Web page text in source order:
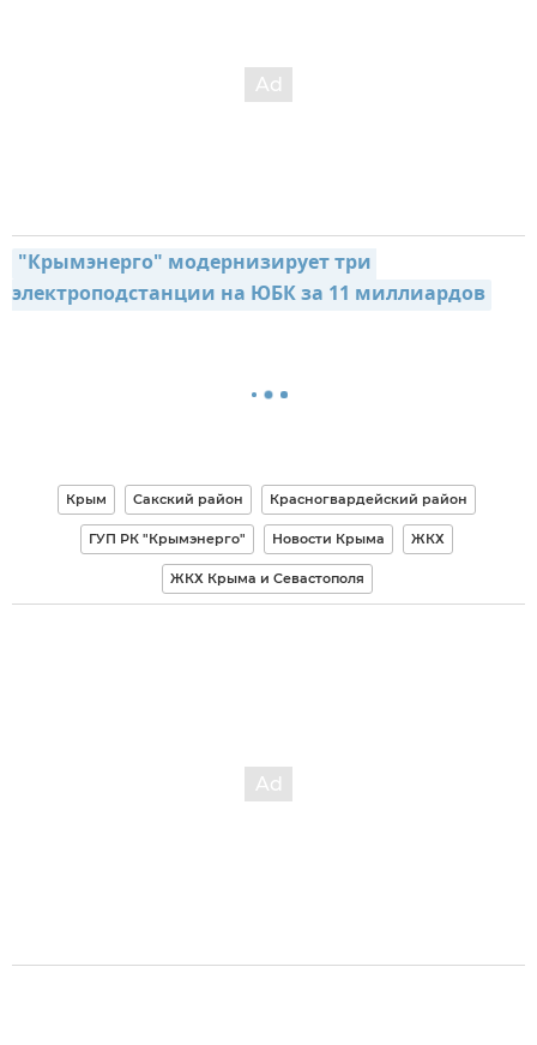
"Крымэнерго" модернизирует три
электроподстанции на ЮБК за 11 миллиардов
Крым Сакский район Красногвардейский район
ГУП РК "Крымэнерго" Новости Крыма ЖКХ
ЖКХ Крыма и Севастополя